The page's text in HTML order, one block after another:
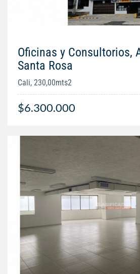
Oficinas y Consultorios,
Santa Rosa
Cali, 230,00mts2
$6.300.000